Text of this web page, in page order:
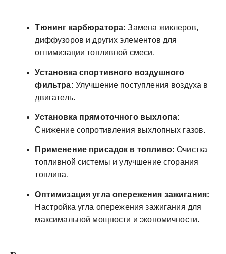
Тюнинг карбюратора: Замена жиклеров,
диффузоров и других элементов для
оптимизации топливной смеси.
Установка спортивного воздушного
фильтра: Улучшение поступления воздуха в
двигатель.
Установка прямоточного выхлопа:
Снижение сопротивления выхлопных газов.
Применение присадок в топливо: Очистка
топливной системы и улучшение сгорания
топлива.
Оптимизация угла опережения зажигания:
Настройка угла опережения зажигания для
максимальной мощности и экономичности.